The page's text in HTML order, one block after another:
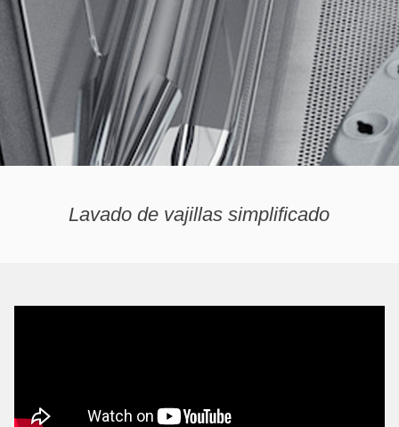
Lavado de vajillassimplificado